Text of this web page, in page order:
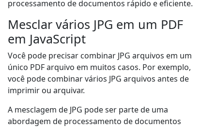
processamento de documentos rápido e eficiente.
Mesclar vários JPG em um PDF
em JavaScript
Você pode precisar combinar JPG arquivos em um
único PDF arquivo em muitos casos. Por exemplo,
você pode combinar vários JPG arquivos antes de
imprimir ou arquivar.
A mesclagem de JPG pode ser parte de uma
abordagem de processamento de documentos